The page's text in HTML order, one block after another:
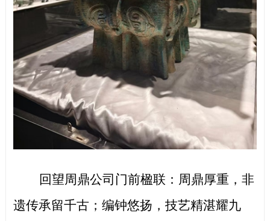
回望周鼎公司门前楹联：周鼎厚重，非
遗传承留千古；编钟悠扬，技艺精湛耀九